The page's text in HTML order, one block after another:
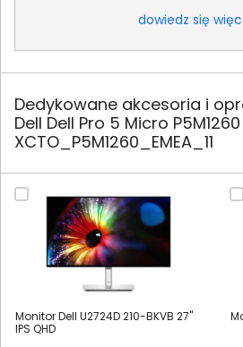
dowiedz się
Dedykowane akcesoria i
Dell Dell Pro 5 Micro P5M1260
XCTO_P5M1260_EMEA_11
Monitor Dell U2724D 210-BKVB 27"
IPS QHD